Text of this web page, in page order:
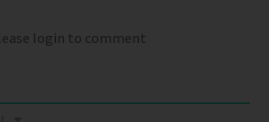
login to comment